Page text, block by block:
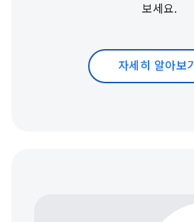
보세요.
자세히 알아보기